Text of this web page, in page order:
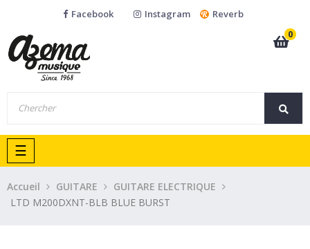
Facebook Instagram
Reverb
0
Basculer
la
navigation
☰
Accueil GUITARE
GUITARE ELECTRIQUE
LTD M200DXNT-BLB BLUE BURST